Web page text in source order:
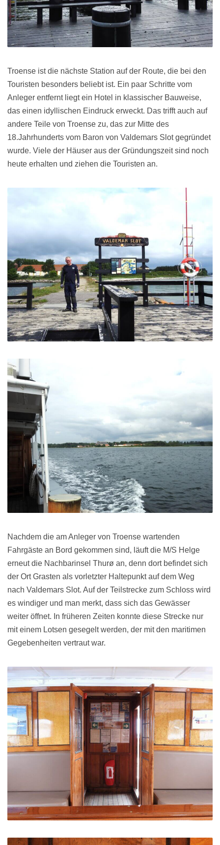
Troense ist die nächste Station auf der Route, die bei den
Touristen besonders beliebt ist. Ein paar Schritte vom
Anleger entfernt liegt ein Hotel in klassischer Bauweise,
das einen idyllischen Eindruck erweckt. Das trifft auch auf
andere Teile von Troense zu, das zur Mitte des
18.Jahrhunderts vom Baron von Valdemars Slot gegründet
wurde. Viele der Häuser aus der Gründungszeit sind noch
heute erhalten und ziehen die Touristen an.
Nachdem die am Anleger von Troense wartenden
Fahrgäste an Bord gekommen sind, läuft die M/S Helge
erneut die Nachbarinsel Thurø an, denn dort befindet sich
der Ort Grasten als vorletzter Haltepunkt auf dem Weg
nach Valdemars Slot. Auf der Teilstrecke zum Schloss wird
es windiger und man merkt, dass sich das Gewässer
weiter öffnet. In früheren Zeiten konnte diese Strecke nur
mit einem Lotsen gesegelt werden, der mit den maritimen
Gegebenheiten vertraut war.